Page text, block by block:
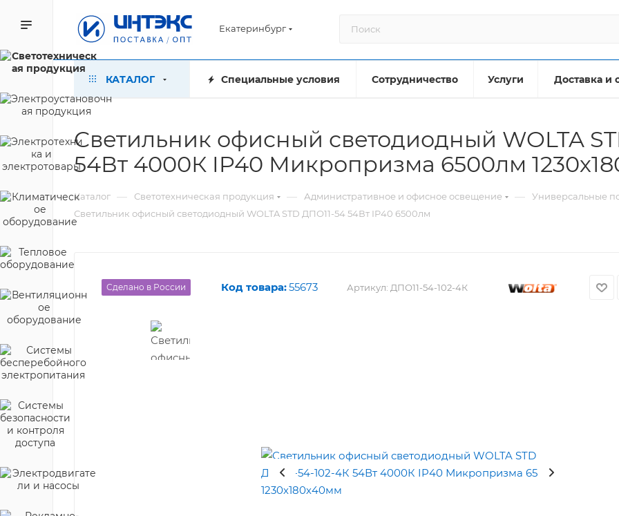
Екатеринбург
КАТАЛОГ Специальные условия Сотрудничество Услуги Доставка и
Светильник офисный светодиодный WOLTA
54Вт 4000К IP40 Микропризма 6500лм
Каталог — Светотехническая продукция — Административное и офисное освещение — Универсальные
Светильник офисный светодиодный WOLTA STD ДПО11-54 54Вт IP40 6500лм
Сделано в России Код товара:55673 Артикул: ДПО11-54-102-4К